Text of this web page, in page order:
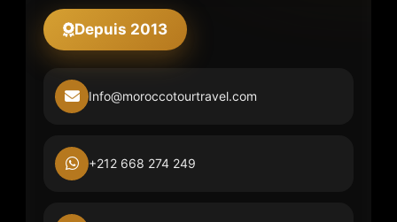
Depuis 2013
Info@moroccotourtravel.com
+212 668 274 249